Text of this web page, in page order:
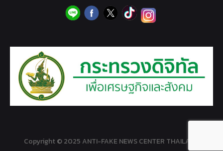
Copyright © 2025 ANTI-FAKE NEWS CENTER THAILAND